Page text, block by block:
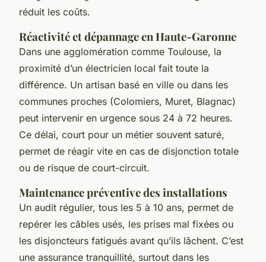
réduit les coûts.
Réactivité et dépannage en Haute-Garonne
Dans une agglomération comme Toulouse, la
proximité d’un électricien local fait toute la
différence. Un artisan basé en ville ou dans les
communes proches (Colomiers, Muret, Blagnac)
peut intervenir en urgence sous 24 à 72 heures.
Ce délai, court pour un métier souvent saturé,
permet de réagir vite en cas de disjonction totale
ou de risque de court-circuit.
Maintenance préventive des installations
Un audit régulier, tous les 5 à 10 ans, permet de
repérer les câbles usés, les prises mal fixées ou
les disjoncteurs fatigués avant qu’ils lâchent. C’est
une assurance tranquillité, surtout dans les